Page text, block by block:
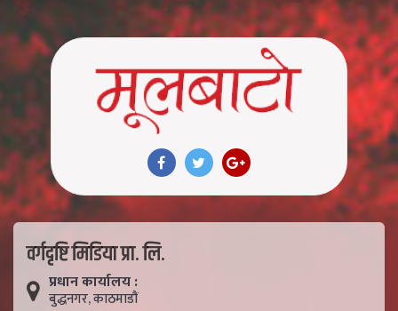
वर्गदृष्टि मिडिया प्रा. लि.
प्रधान कार्यालय :
बुद्धनगर, काठमाडाैं